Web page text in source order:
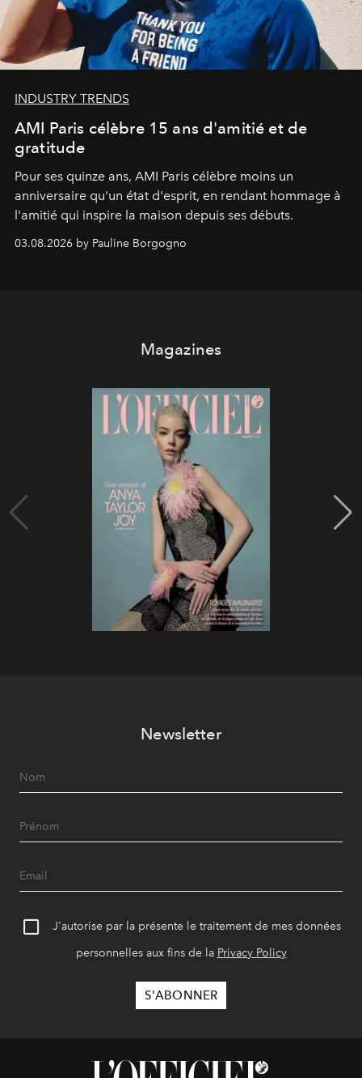
INDUSTRY TRENDS
AMI Paris célèbre 15 ans d'amitié et de
gratitude
Pour ses quinze ans, AMI Paris célèbre moins un
anniversaire qu'un état d'esprit, en rendant hommage à
l'amitié qui inspire la maison depuis ses débuts.
03.08.2026 by Pauline Borgogno
Magazines
Newsletter
J'autorise par la présente le traitement de mes données
personnelles aux fins de la Privacy Policy